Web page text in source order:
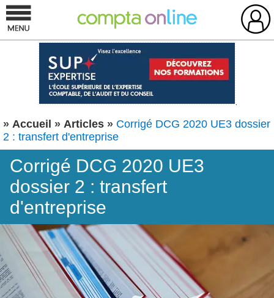
» Accueil » Articles » Corrigé DCG 2020 UE3 dossier
2 : transfert d'entreprise
Corrigé DCG 2020 UE3
dossier 2 : transfert
d'entreprise